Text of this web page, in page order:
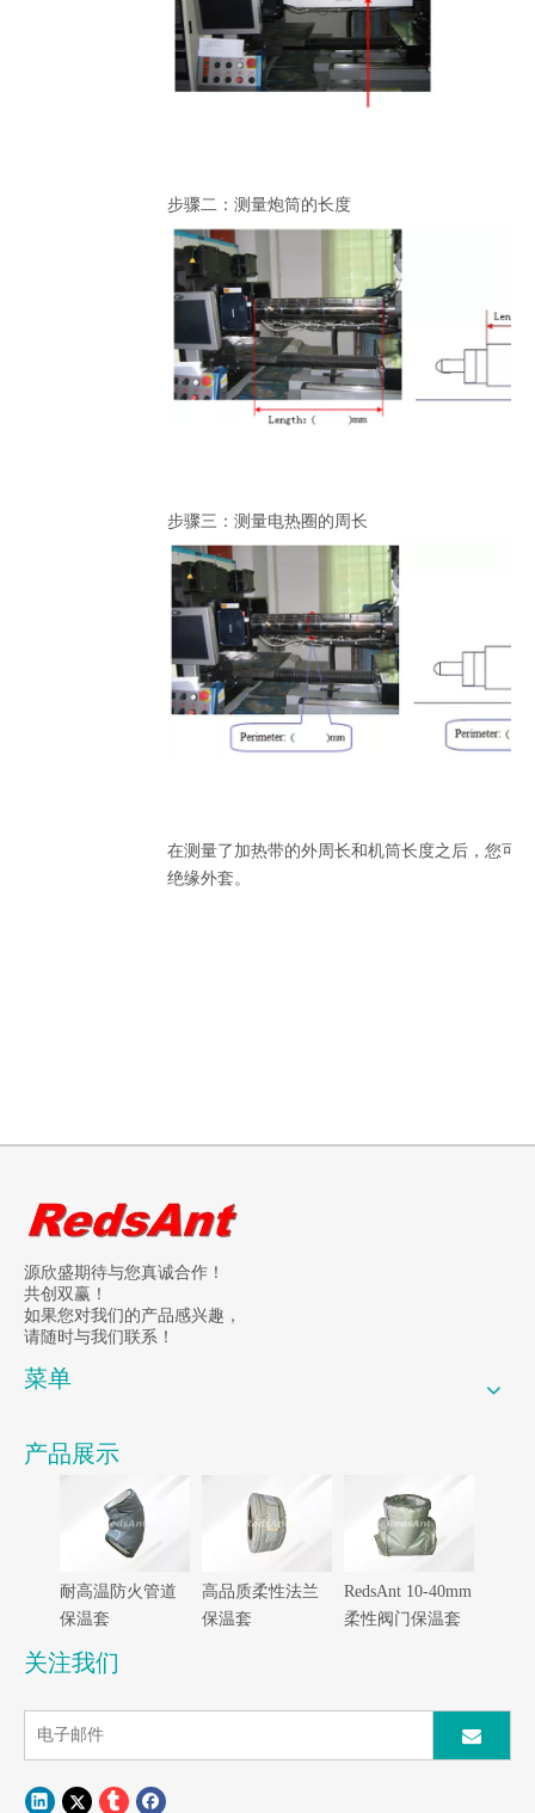
步骤二：测量炮筒的长度
步骤三：测量电热圈的周长
在测量了加热带的外周长和机筒长度之后，您可
绝缘外套。
源欣盛期待与您真诚合作！
共创双赢！
如果您对我们的产品感兴趣，
请随时与我们联系！
菜单
产品展示
耐高温防火管道
保温套
高品质柔性法兰
保温套
RedsAnt 10-40mm
柔性阀门保温套
关注我们